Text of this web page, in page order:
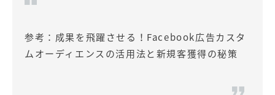
参考： 成果を飛躍させる！Facebook広告カスタ
ムオーディエンスの活用法と新規客獲得の秘策